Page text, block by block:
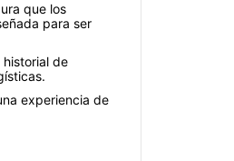
que los
para ser
de
experiencia de